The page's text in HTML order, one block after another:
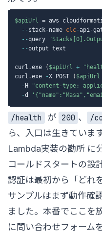
$apiUrl = aws
-- stack-name clc-api-
--query
--output text
curl .exe ( $apiUrl +
curl .exe -X POST ( $apiUrl
- H "content-type:
-d
/health が 200 、 /
ら、入口は生きていま
Lambda実装の勘所 に
コールドスタートの設
認証は最初から「どれ
サンプルはまず動作確
ました。本番でここを
に問い合わせフォーム